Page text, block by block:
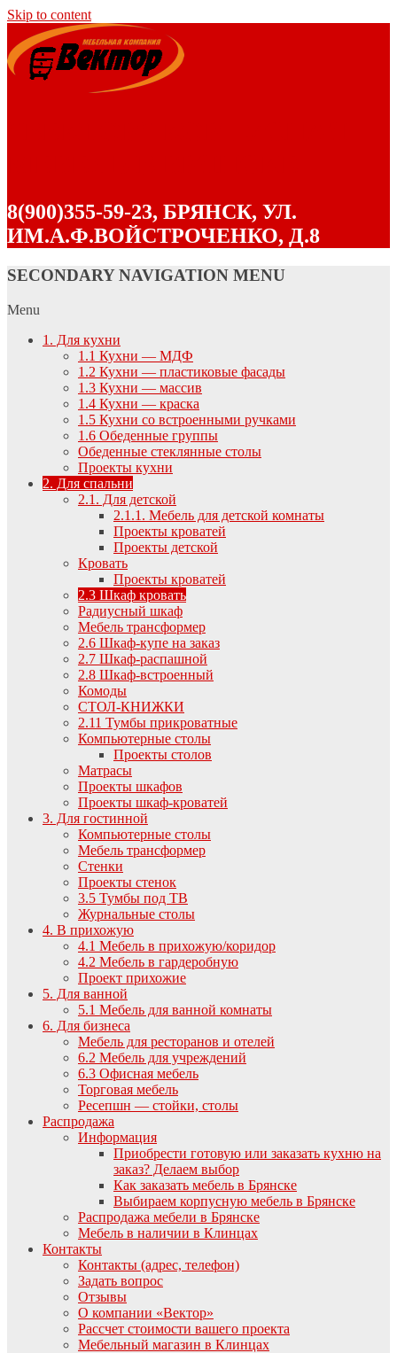
Skip to content
8(900)355-59-23, БРЯНСК, УЛ.
ИМ.А.Ф.ВОЙСТРОЧЕНКО, Д.8
SECONDARY NAVIGATION MENU
Menu
1. Для кухни
1.1 Кухни — МДФ
1.2 Кухни — пластиковые фасады
1.3 Кухни — массив
1.4 Кухни — краска
1.5 Кухни со встроенными ручками
1.6 Обеденные группы
Обеденные стеклянные столы
Проекты кухни
2. Для спальни
2.1. Для детской
2.1.1. Мебель для детской комнаты
Проекты кроватей
Проекты детской
Кровать
Проекты кроватей
2.3 Шкаф кровать
Радиусный шкаф
Мебель трансформер
2.6 Шкаф-купе на заказ
2.7 Шкаф-распашной
2.8 Шкаф-встроенный
Комоды
СТОЛ-КНИЖКИ
2.11 Тумбы прикроватные
Компьютерные столы
Проекты столов
Матрасы
Проекты шкафов
Проекты шкаф-кроватей
3. Для гостинной
Компьютерные столы
Мебель трансформер
Стенки
Проекты стенок
3.5 Тумбы под ТВ
Журнальные столы
4. В прихожую
4.1 Мебель в прихожую/коридор
4.2 Мебель в гардеробную
Проект прихожие
5. Для ванной
5.1 Мебель для ванной комнаты
6. Для бизнеса
Мебель для ресторанов и отелей
6.2 Мебель для учреждений
6.3 Офисная мебель
Торговая мебель
Ресепшн — стойки, столы
Распродажа
Информация
Приобрести готовую или заказать кухню на
заказ? Делаем выбор
Как заказать мебель в Брянске
Выбираем корпусную мебель в Брянске
Распродажа мебели в Брянске
Мебель в наличии в Клинцах
Контакты
Контакты (адрес, телефон)
Задать вопрос
Отзывы
О компании «Вектор»
Рассчет стоимости вашего проекта
Мебельный магазин в Клинцах